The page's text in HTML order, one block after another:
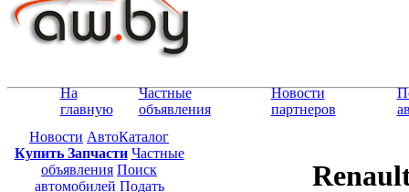
На
главную
Частные
объявления
Новости
партнеров
Новости АвтоКаталог
Купить Запчасти Частные
объявления Поиск
автомобилей Подать